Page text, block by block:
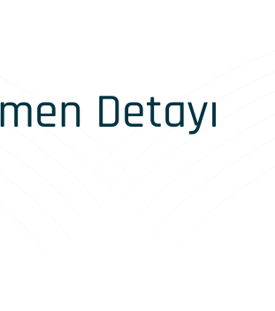
Detayı